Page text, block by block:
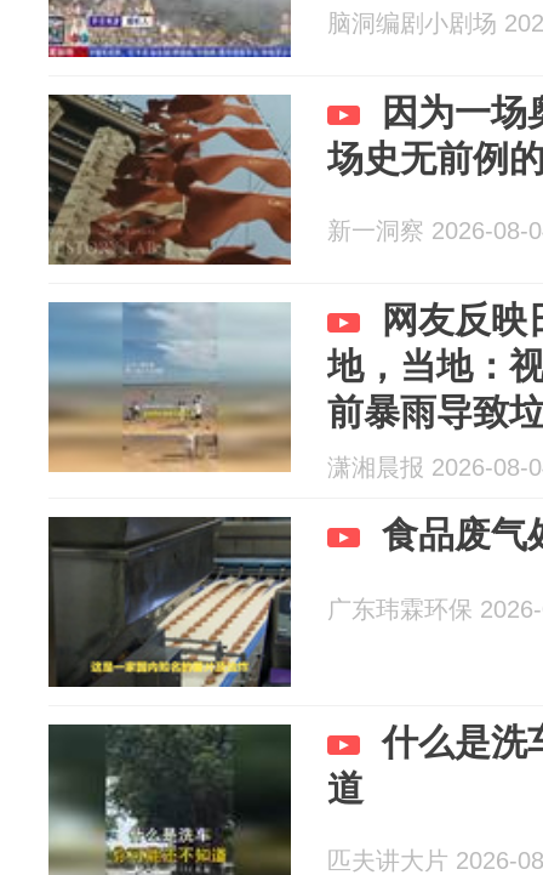
脑洞编剧小剧场
因为一场
场史无前例
新一洞察 2026-08-
网友反映
地，当地：
前暴雨导致
潇湘晨报 2026-08-
食品废气
广东玮霖环保
什么是洗
道
匹夫讲大片 2026-